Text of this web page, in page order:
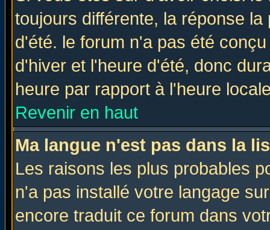
toujours différente, la réponse
d'été. le forum n'a pas été
d'hiver et l'heure d'été, donc
heure par rapport à l'heure
Revenir en haut
Ma langue n'est pas dans la
Les raisons les plus probables
n'a pas installé votre langage
encore traduit ce forum dans